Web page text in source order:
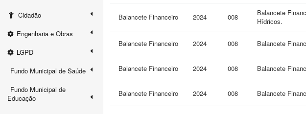
Cidadão
Engenharia e Obras
LGPD
Fundo Municipal de Saúde
Fundo Municipal de
Educação
Balancete Financeiro 2024 008
Balancete
Hídricos.
Balancete Financeiro 2024 008 Balancete
Balancete Financeiro 2024 008 Balancete
Balancete Financeiro 2024 008 Balancete